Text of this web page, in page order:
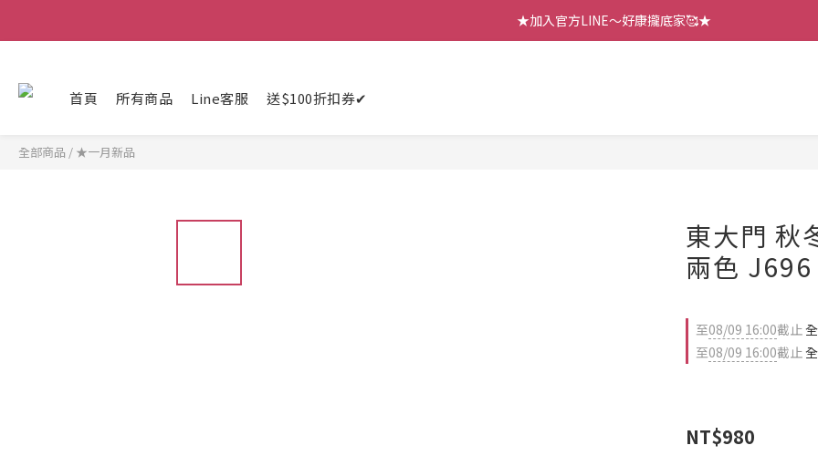
【七月新品】上架了!! 限時折扣優惠😍
★加入官方LINE～好康攏底家🥰★
首頁 所有商品 Line客服 送$100折扣券✔
全部商品 / ★一月新品
東大門 秋
兩色 J696
至08/09 16:00截止
至08/09 16:00截止
NT$980